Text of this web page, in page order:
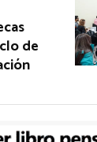
de